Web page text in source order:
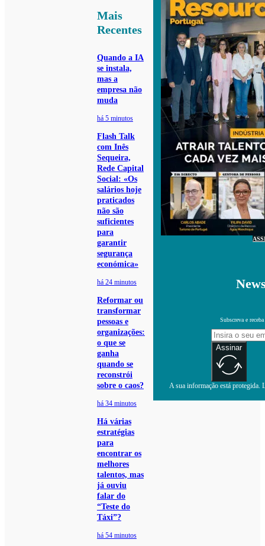
Mais
Recentes
Quando a IA
se instala,
mas a
empresa não
muda
há 5 minutos
Flash Talk
com Inês
Sequeira,
Rede Capital
Social: «Os
salários hoje
praticados
não são
suficientes
para
garantir
segurança
económica»
há 24 minutos
Reformar ou
transformar
pessoas e
organizações:
o que se
ganha
quando se
reconstrói
sobre o caos?
há 34 minutos
Há várias
estratégias
para
encontrar os
melhores
talentos, mas
já ouviu
falar do
“Teste do
Táxi”?
há 54 minutos
Subscreva e
Assinar
A sua informação está protegida.